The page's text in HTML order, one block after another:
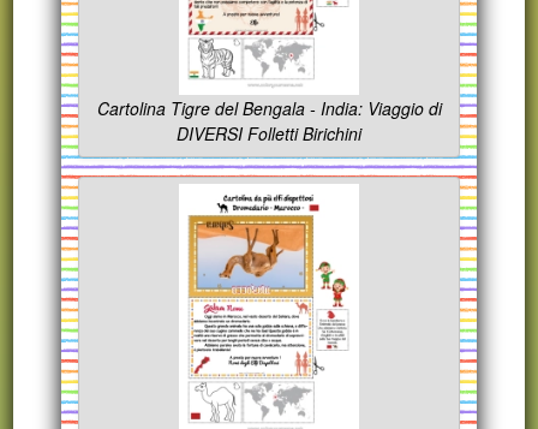
Cartolina Tigre del Bengala - India: Viaggio di
DIVERSI Folletti Birichini